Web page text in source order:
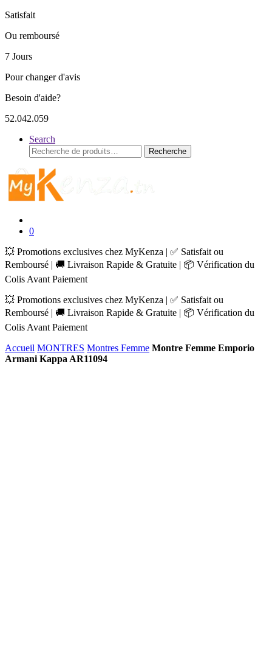
Satisfait
Ou remboursé
7 Jours
Pour changer d'avis
Besoin d'aide?
52.042.059
Search
Recherche
pour :
Recherche
0
💥 Promotions exclusives chez MyKenza | ✅ Satisfait ou
Remboursé | 🚚 Livraison Rapide & Gratuite | 📦 Vérification du
Colis Avant Paiement
💥 Promotions exclusives chez MyKenza | ✅ Satisfait ou
Remboursé | 🚚 Livraison Rapide & Gratuite | 📦 Vérification du
Colis Avant Paiement
Accueil MONTRES Montres Femme Montre Femme Emporio
Armani Kappa AR11094